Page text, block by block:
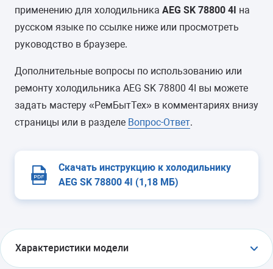
применению для холодильника AEG SK 78800 4I на
русском языке по ссылке ниже или просмотреть
руководство в браузере.
Дополнительные вопросы по использованию или
ремонту холодильника AEG SK 78800 4I вы можете
задать мастеру «РемБытТех» в комментариях внизу
страницы или в разделе Вопрос-Ответ.
Скачать инструкцию к холодильнику
AEG SK 78800 4I (1,18 МБ)
Характеристики модели